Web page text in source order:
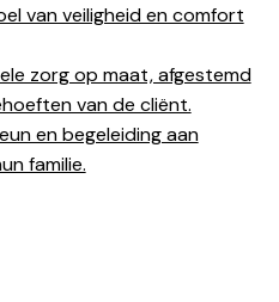
van veiligheid en comfort
zorg op maat, afgestemd
van de cliënt.
en begeleiding aan
familie.